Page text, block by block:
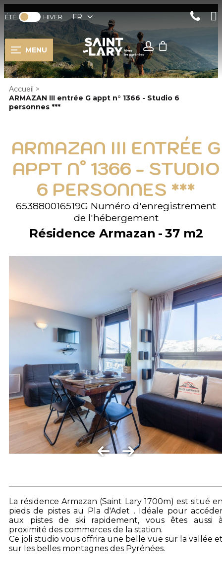
ÉTÉ HIVER FR
MENU
Accueil >
ARMAZAN III entrée G appt n° 1366 - Studio 6
personnes ***
ARMAZAN III ENTRÉE G
APPT N° 1366 - STUDIO
6 PERSONNES ***
653880016519G Numéro d'enregistrement
de l'hébergement
Résidence Armazan 37 m2
La résidence Armazan (Saint Lary 1700m) est situé
pieds de pistes au Pla d'Adet . Idéale pour
aux pistes de ski rapidement, vous êtes aussi
proximité des commerces de la station.
Ce joli studio vous offrira une belle vue sur la vallée
sur les belles montagnes des Pyrénées.